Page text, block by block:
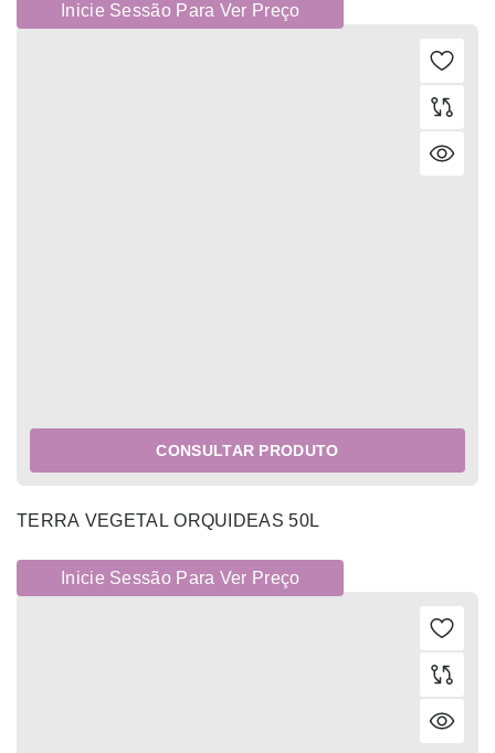
Inicie Sessão Para Ver Preço
CONSULTAR PRODUTO
TERRA VEGETAL ORQUIDEAS 50L
Inicie Sessão Para Ver Preço